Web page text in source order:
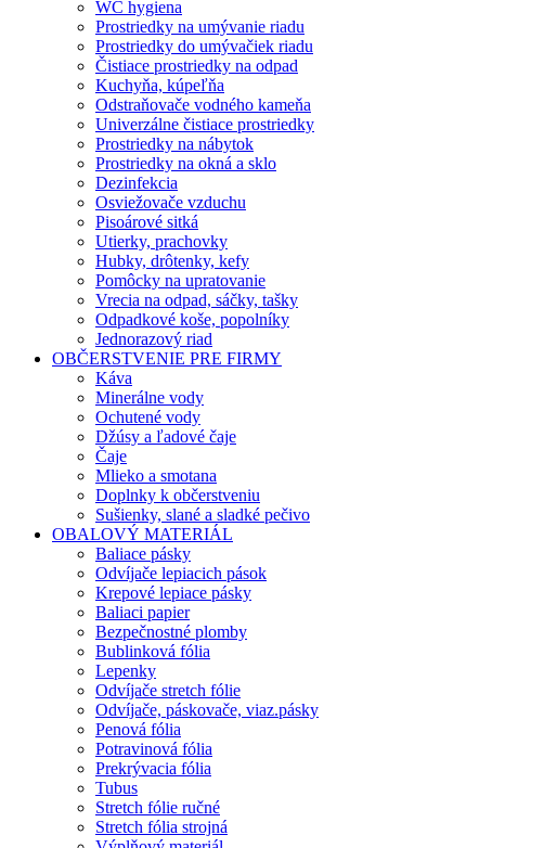
WC hygiena
Prostriedky na umývanie riadu
Prostriedky do umývačiek riadu
Čistiace prostriedky na odpad
Kuchyňa, kúpeľňa
Odstraňovače vodného kameňa
Univerzálne čistiace prostriedky
Prostriedky na nábytok
Prostriedky na okná a sklo
Dezinfekcia
Osviežovače vzduchu
Pisoárové sitká
Utierky, prachovky
Hubky, drôtenky, kefy
Pomôcky na upratovanie
Vrecia na odpad, sáčky, tašky
Odpadkové koše, popolníky
Jednorazový riad
OBČERSTVENIE PRE FIRMY
Káva
Minerálne vody
Ochutené vody
Džúsy a ľadové čaje
Čaje
Mlieko a smotana
Doplnky k občerstveniu
Sušienky, slané a sladké pečivo
OBALOVÝ MATERIÁL
Baliace pásky
Odvíjače lepiacich pások
Krepové lepiace pásky
Baliaci papier
Bezpečnostné plomby
Bublinková fólia
Lepenky
Odvíjače stretch fólie
Odvíjače, páskovače, viaz.pásky
Penová fólia
Potravinová fólia
Prekrývacia fólia
Tubus
Stretch fólie ručné
Stretch fólia strojná